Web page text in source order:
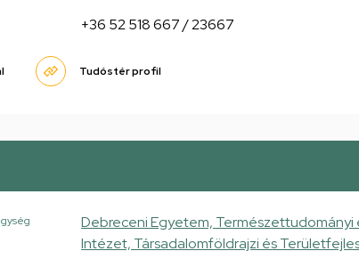
+36 52 518 667 / 23667
Tudóstér profil
Debreceni Egyetem, Természettudományi
Intézet, Társadalomföldrajzi és